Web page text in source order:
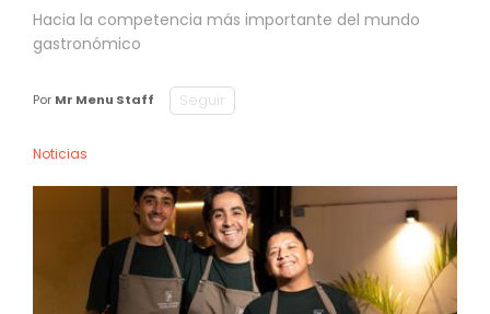
Hacia la competencia más importante del mundo
gastronómico
Por Mr Menu Staff Seguir
Noticias